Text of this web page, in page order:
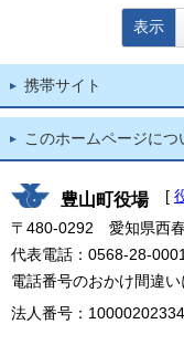
表示
携帯サイト
このホームページにつ
豊山町役場 [
〒480-0292 愛知県西
代表電話：0568-28-
電話番号のおかけ間違
法人番号：